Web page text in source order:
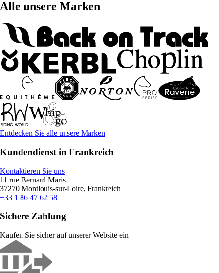
Alle unsere Marken
Entdecken Sie alle unsere Marken
Kundendienst in Frankreich
Kontaktieren Sie uns
11 rue Bernard Maris
37270 Montlouis-sur-Loire, Frankreich
+33 1 86 47 62 58
Sichere Zahlung
Kaufen Sie sicher auf unserer Website ein